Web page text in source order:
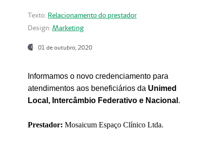
Texto: Relacionamento do prestador
Design: Marketing
01 de outubro, 2020
Informamos o novo credenciamento para
atendimentos aos beneficiários da Unimed
Local, Intercâmbio Federativo e Nacional .
Prestador: Mosaicum Espaço Clínico Ltda.